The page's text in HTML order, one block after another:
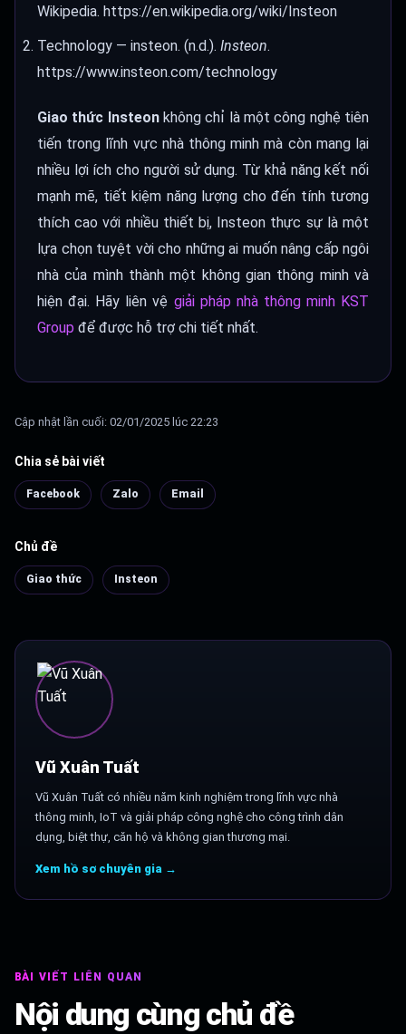
Wikipedia. https://en.wikipedia.org/wiki/Insteon
Technology — insteon. (n.d.). Insteon.
https://www.insteon.com/technology
Giao thức Insteonkhông chỉ là một công nghệ tiên
tiến trong lĩnh vực nhà thông minh mà còn mang lại
nhiều lợi ích cho người sử dụng. Từ khả năng kết nối
mạnh mẽ, tiết kiệm năng lượng cho đến tính tương
thích cao với nhiều thiết bị, Insteon thực sự là một
lựa chọn tuyệt vời cho những ai muốn nâng cấp ngôi
nhà của mình thành một không gian thông minh và
hiện đại. Hãy liên vệ giải pháp nhà thông minh KST
Group để được hỗ trợ chi tiết nhất.
Cập nhật lần cuối: 02/01/2025 lúc 22:23
Chia sẻ bài viết
Facebook Zalo Email
Chủ đề
Giao thức Insteon
Vũ Xuân Tuất
Vũ Xuân Tuất có nhiều năm kinh nghiệm trong lĩnh vực nhà
thông minh, IoT và giải pháp công nghệ cho công trình dân
dụng, biệt thự, căn hộ và không gian thương mại.
Xem hồ sơ chuyên gia →
BÀI VIẾT LIÊN QUAN
Nội dung cùng chủ đề